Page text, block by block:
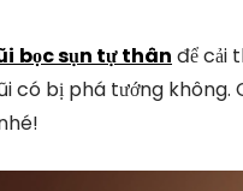
bọc sụn tự thân để cải
bị phá tướng không.